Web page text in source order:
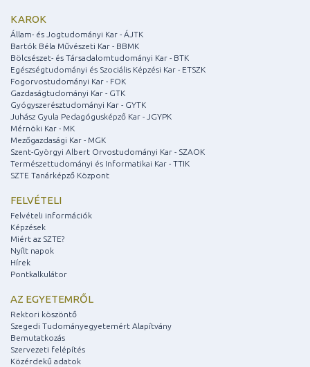
KAROK
Állam- és Jogtudományi Kar - ÁJTK
Bartók Béla Művészeti Kar - BBMK
Bölcsészet- és Társadalomtudományi Kar - BTK
Egészségtudományi és Szociális Képzési Kar - ETSZK
Fogorvostudományi Kar - FOK
Gazdaságtudományi Kar - GTK
Gyógyszerésztudományi Kar - GYTK
Juhász Gyula Pedagógusképző Kar - JGYPK
Mérnöki Kar - MK
Mezőgazdasági Kar - MGK
Szent-Györgyi Albert Orvostudományi Kar - SZAOK
Természettudományi és Informatikai Kar - TTIK
SZTE Tanárképző Központ
FELVÉTELI
Felvételi információk
Képzések
Miért az SZTE?
Nyílt napok
Hírek
Pontkalkulátor
AZ EGYETEMRŐL
Rektori köszöntő
Szegedi Tudományegyetemért Alapítvány
Bemutatkozás
Szervezeti felépítés
Közérdekű adatok